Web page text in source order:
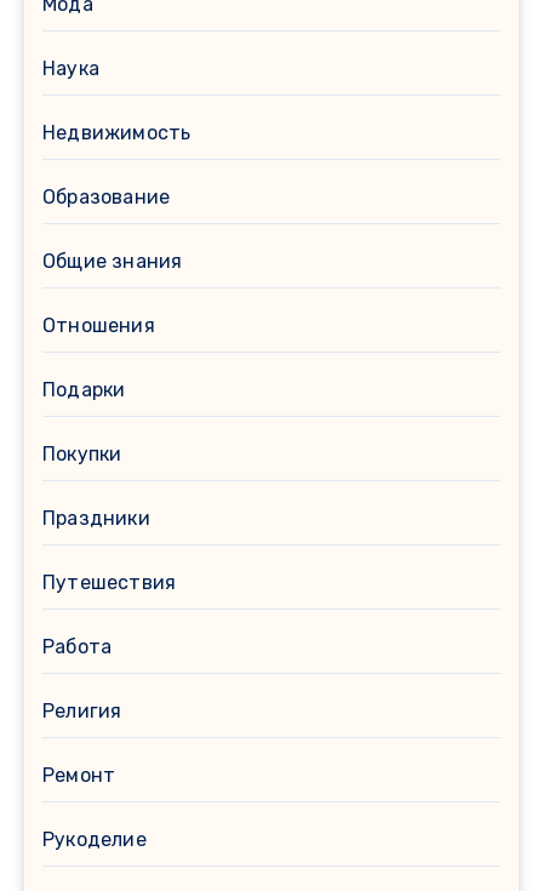
Наука
Недвижимость
Образование
Общие знания
Отношения
Подарки
Покупки
Праздники
Путешествия
Работа
Религия
Ремонт
Рукоделие